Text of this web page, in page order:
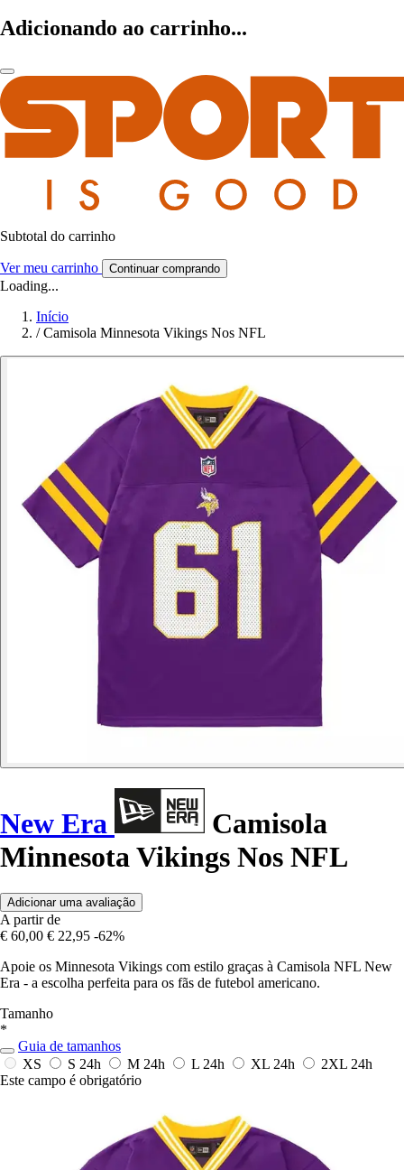
Adicionando ao carrinho...
Subtotal do carrinho
Ver meu carrinho Continuar comprando
Loading...
Início
/ Camisola Minnesota Vikings Nos NFL
New Era
Camisola
Minnesota Vikings Nos NFL
Adicionar uma avaliação
A partir de
€ 60,00 € 22,95 -62%
Apoie os Minnesota Vikings com estilo graças à Camisola NFL New
Era - a escolha perfeita para os fãs de futebol americano.
Tamanho
*
Guia de tamanhos
XS
S 24h M 24h L 24h XL 24h 2XL 24h
Este campo é obrigatório